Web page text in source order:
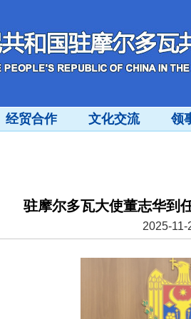
经贸合作 文化交流 领
驻摩尔多瓦大使董志华到
2025-11-